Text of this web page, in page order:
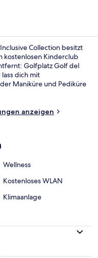
Collection besitzt
kostenlosen Kinderclub
Golfplatz Golf del
dich mit
Maniküre und Pediküre
Unterkunft im
anzeigen
Wellness
Kostenloses WLAN
Klimaanlage